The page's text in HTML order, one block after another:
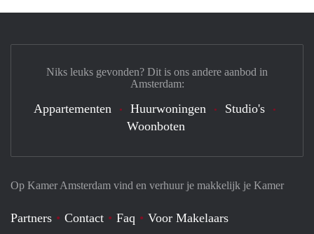
Op Kamer Amsterdam vind en verhuur je makkelijk je Kamer
Partners Contact Faq
Voor Makelaars
Niks leuks gevonden? Dit is ons andere aanbod in
Amsterdam:
Appartementen Huurwoningen
Studio's
Woonboten